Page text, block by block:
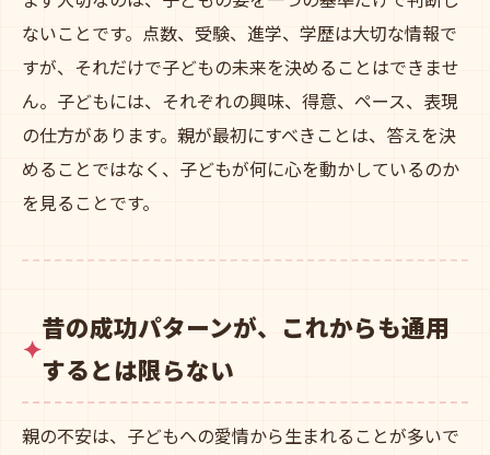
ないことです。点数、受験、進学、学歴は大切な情報で
すが、それだけで子どもの未来を決めることはできませ
ん。子どもには、それぞれの興味、得意、ペース、表現
の仕方があります。親が最初にすべきことは、答えを決
めることではなく、子どもが何に心を動かしているのか
を見ることです。
昔の成功パターンが、これからも通用
するとは限らない
親の不安は、子どもへの愛情から生まれることが多いで